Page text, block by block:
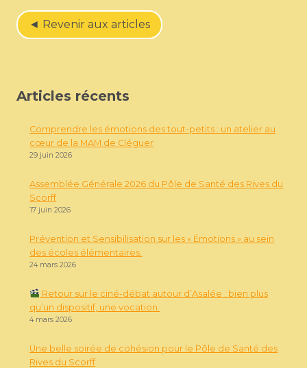
◄ Revenir aux articles
Articles récents
Comprendre les émotions des tout-petits : un atelier au
cœur de la MAM de Cléguer
29 juin 2026
Assemblée Générale 2026 du Pôle de Santé des Rives du
Scorff
17 juin 2026
Prévention et Sensibilisation sur les « Émotions » au sein
des écoles élémentaires.
24 mars 2026
Retour sur le ciné-débat autour d’Asalée : bien plus
qu’un dispositif, une vocation.
4 mars 2026
Une belle soirée de cohésion pour le Pôle de Santé des
Rives du Scorff